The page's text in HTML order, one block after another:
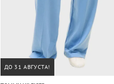
ДО 31 АВГУСТА!